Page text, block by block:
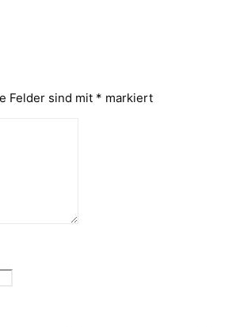
Felder sind mit * markiert